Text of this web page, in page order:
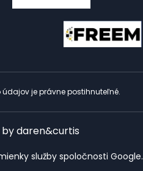
je právne postihnuteľné.
bydaren&curtis
službyspoločnosti Google.